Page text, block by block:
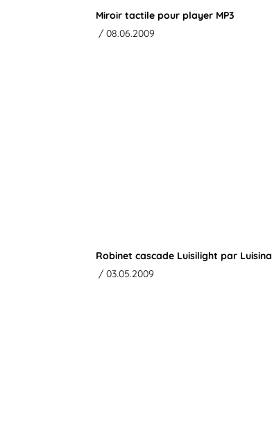
Miroir tactile pour player MP3
/ 08.06.2009
Robinet cascade Luisilight par Luisina
/ 03.05.2009